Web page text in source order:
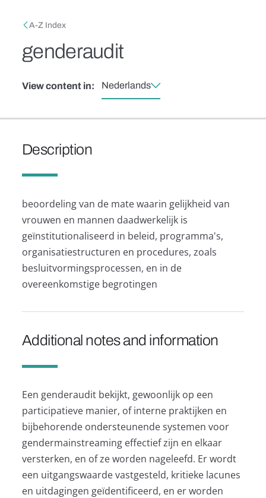
Breadcrumb
A-Z Index
genderaudit
View content in: Nederlands
Description
beoordeling van de mate waarin gelijkheid van
vrouwen en mannen daadwerkelijk is
geïnstitutionaliseerd in beleid, programma's,
organisatiestructuren en procedures, zoals
besluitvormingsprocessen, en in de
overeenkomstige begrotingen
Additional notes and information
Een genderaudit bekijkt, gewoonlijk op een
participatieve manier, of interne praktijken en
bijbehorende ondersteunende systemen voor
gendermainstreaming effectief zijn en elkaar
versterken, en of ze worden nageleefd. Er wordt
een uitgangswaarde vastgesteld, kritieke lacunes
en uitdagingen geïdentificeerd, en er worden